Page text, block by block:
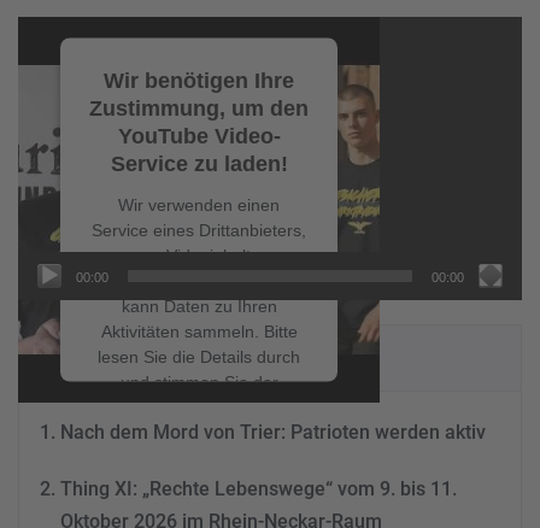
Player
Wir benötigen Ihre
Zustimmung, um den
YouTube Video-
Service zu laden!
Wir verwenden einen
Service eines Drittanbieters,
um Videoinhalte
einzubetten. Dieser Service
kann Daten zu Ihren
Aktivitäten sammeln. Bitte
lesen Sie die Details durch
und stimmen Sie der
Nutzung des Service zu, um
dieses Video anzusehen.
Mehr Informationen
00:00 00:00
NEUESTE BEITRÄGE
Nach dem Mord von Trier: Patrioten werden aktiv
Thing XI: „Rechte Lebenswege“ vom 9. bis 11.
Oktober 2026 im Rhein-Neckar-Raum